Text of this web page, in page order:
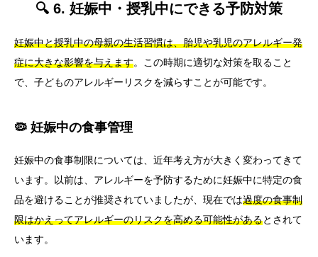
🔍 6. 妊娠中・授乳中にできる予防対策
妊娠中と授乳中の母親の生活習慣は、胎児や乳児のアレルギー発
症に大きな影響を与えます。この時期に適切な対策を取ること
で、子どものアレルギーリスクを減らすことが可能です。
🦠 妊娠中の食事管理
妊娠中の食事制限については、近年考え方が大きく変わってきて
います。以前は、アレルギーを予防するために妊娠中に特定の食
品を避けることが推奨されていましたが、現在では過度の食事制
限はかえってアレルギーのリスクを高める可能性があるとされて
います。